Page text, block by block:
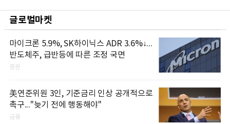
글로벌마켓
마이크론 5.9%, SK하이닉스 ADR 3.6%↓...
반도체주, 급반등에 따른 조정 국면
증권
美연준위원 3인, 기준금리 인상 공개적으로
촉구..."늦기 전에 행동해야"
금융